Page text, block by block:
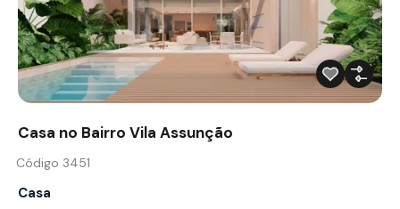
Casa no Bairro Vila Assunção
Código 3451
Casa